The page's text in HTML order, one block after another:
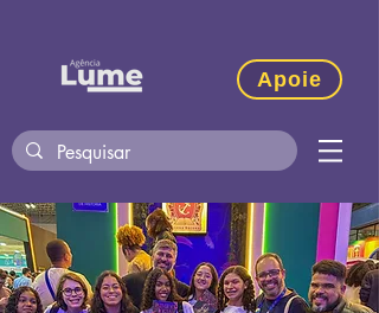
Apoie